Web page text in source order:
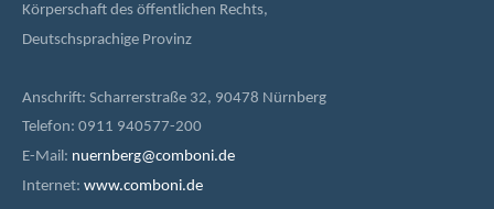
Körperschaft des öffentlichen Rechts,
Deutschsprachige Provinz
Anschrift: Scharrerstraße 32, 90478 Nürnberg
Telefon: 0911 940577-200
E-Mail: nuernberg@comboni.de
Internet: www.comboni.de